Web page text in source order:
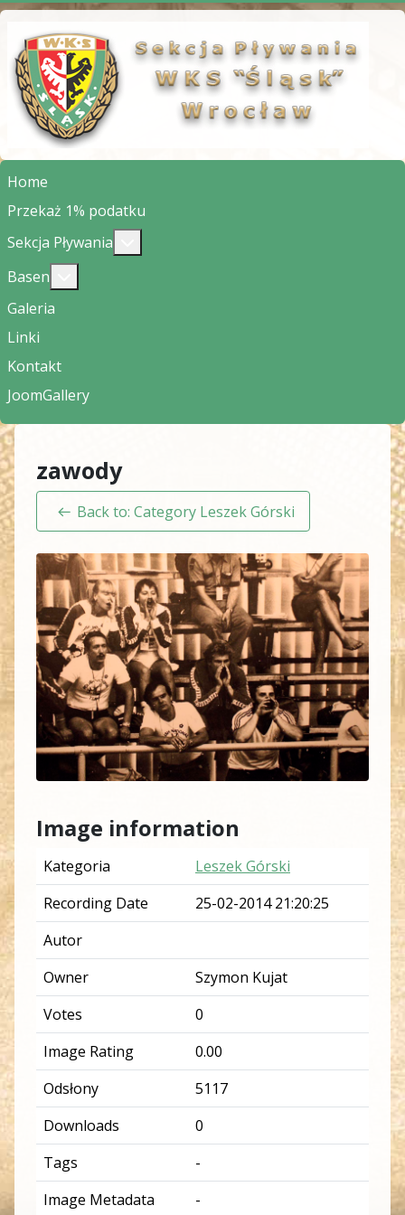
Home
Przekaż 1% podatku
Sekcja Pływania
Basen
Galeria
Linki
Kontakt
JoomGallery
zawody
Back to: Category Leszek Górski
Image information
Kategoria
Leszek Górski
Recording Date
25-02-2014 21:20:25
Autor
Owner
Szymon Kujat
Votes
0
Image Rating
0.00
Odsłony
5117
Downloads
0
Tags
-
Image Metadata
-